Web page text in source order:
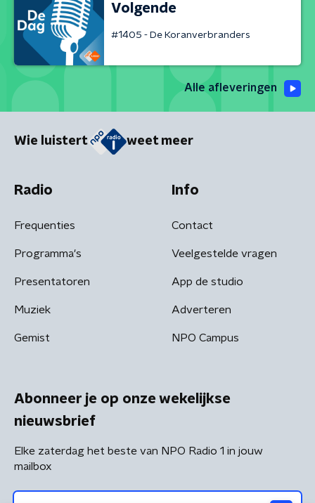
Volgende
#1405 - De Koranverbranders
Alle afleveringen
Wie luistert weet meer
Radio
Frequenties
Programma's
Presentatoren
Muziek
Gemist
Info
Contact
Veelgestelde vragen
App de studio
Adverteren
NPO Campus
Abonneer je op onze wekelijkse
nieuwsbrief
Elke zaterdag het beste van NPO Radio 1 in jouw
mailbox